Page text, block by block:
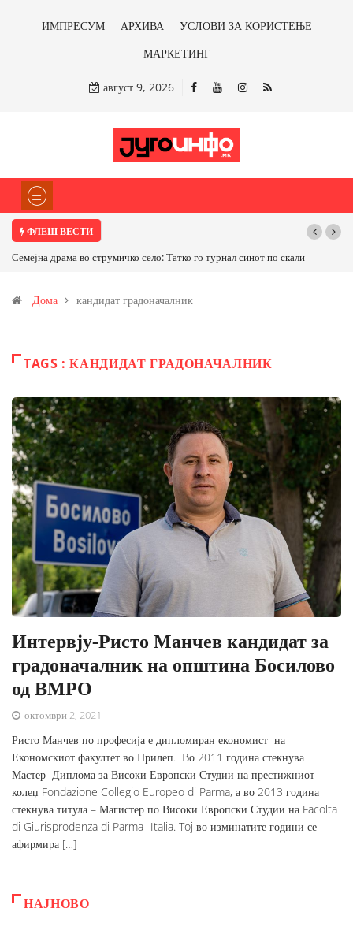
ИМПРЕСУМ АРХИВА
УСЛОВИ ЗА КОРИСТЕЊЕ
МАРКЕТИНГ
август 9, 2026
ФЛЕШ ВЕСТИ
Семејна драма во струмичко село: Татко го турнал синот по скали
Дома кандидат градоначалник
TAGS : КАНДИДАТ ГРАДОНАЧАЛНИК
Интервју-Ристо Манчев кандидат за
градоначалник на општина Босилово
од ВМРО
октомври 2, 2021
Ристо Манчев по професија е дипломиран економист на
Економскиот факултет во Прилеп. Во 2011 година стекнува
Мастер Диплома за Високи Европски Студии на престижниот
колеџ Fondazione Collegio Europeo di Parma, а во 2013 година
стекнува титула – Магистер по Високи Европски Студии на Facolta
di Giurisprodenza di Parma- Italia. Toj во изминатите години се
афирмира […]
НАЈНОВО